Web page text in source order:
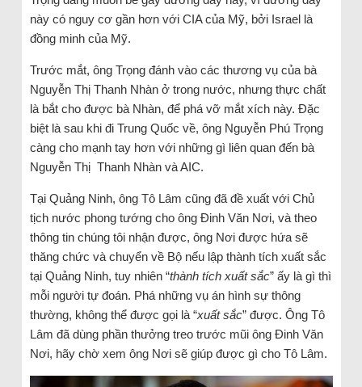
này có nguy cơ gần hơn với CIA của Mỹ, bởi Israel là
đồng minh của Mỹ.
Trước mắt, ông Trọng đánh vào các thương vụ của bà
Nguyễn Thị Thanh Nhàn ở trong nước, nhưng thực chất
là bắt cho được bà Nhàn, để phá vỡ mắt xích này. Đặc
biệt là sau khi đi Trung Quốc về, ông Nguyễn Phú Trọng
càng cho mạnh tay hơn với những gì liên quan đến bà
Nguyễn Thị Thanh Nhàn và AIC.
Tại Quảng Ninh, ông Tô Lâm cũng đã đề xuất với Chủ
tịch nước phong tướng cho ông Đinh Văn Nơi, và theo
thông tin chúng tôi nhận được, ông Nơi được hứa sẽ
thăng chức và chuyển về Bộ nếu lập thành tích xuất sắc
tại Quảng Ninh, tuy nhiên “thành tích xuất sắc” ấy là gì thì
mỗi người tự đoán. Phá những vụ án hình sự thông
thường, không thể được gọi là “xuất sắc” được. Ông Tô
Lâm đã dùng phần thưởng treo trước mũi ông Đinh Văn
Nơi, hãy chờ xem ông Nơi sẽ giúp được gì cho Tô Lâm.